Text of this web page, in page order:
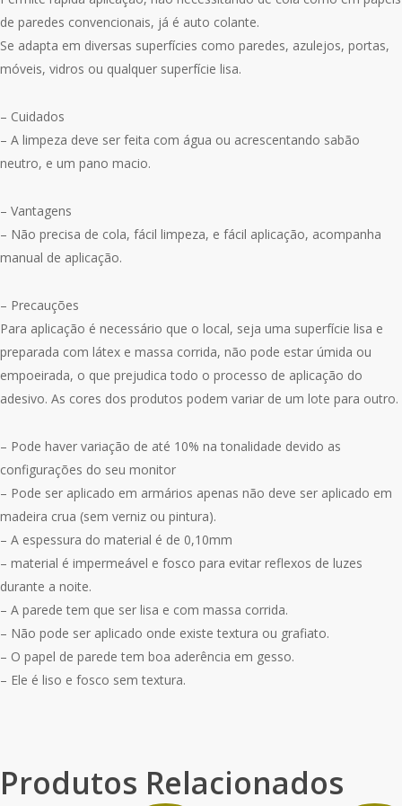
de paredes convencionais, já é auto colante.
Se adapta em diversas superfícies como paredes, azulejos, portas,
móveis, vidros ou qualquer superfície lisa.
– Cuidados
– A limpeza deve ser feita com água ou acrescentando sabão
neutro, e um pano macio.
– Vantagens
– Não precisa de cola, fácil limpeza, e fácil aplicação, acompanha
manual de aplicação.
– Precauções
Para aplicação é necessário que o local, seja uma superfície lisa e
preparada com látex e massa corrida, não pode estar úmida ou
empoeirada, o que prejudica todo o processo de aplicação do
adesivo. As cores dos produtos podem variar de um lote para outro.
– Pode haver variação de até 10% na tonalidade devido as
configurações do seu monitor
– Pode ser aplicado em armários apenas não deve ser aplicado em
madeira crua (sem verniz ou pintura).
– A espessura do material é de 0,10mm
– material é impermeável e fosco para evitar reflexos de luzes
durante a noite.
– A parede tem que ser lisa e com massa corrida.
– Não pode ser aplicado onde existe textura ou grafiato.
– O papel de parede tem boa aderência em gesso.
– Ele é liso e fosco sem textura.
Produtos Relacionados